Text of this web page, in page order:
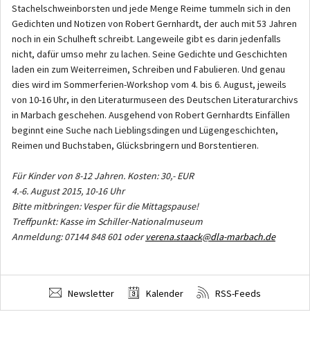
Stachelschweinborsten und jede Menge Reime tummeln sich in den
Gedichten und Notizen von Robert Gernhardt, der auch mit 53 Jahren
noch in ein Schulheft schreibt. Langeweile gibt es darin jedenfalls
nicht, dafür umso mehr zu lachen. Seine Gedichte und Geschichten
laden ein zum Weiterreimen, Schreiben und Fabulieren. Und genau
dies wird im Sommerferien-Workshop vom 4. bis 6. August, jeweils
von 10-16 Uhr, in den Literaturmuseen des Deutschen Literaturarchivs
in Marbach geschehen. Ausgehend von Robert Gernhardts Einfällen
beginnt eine Suche nach Lieblingsdingen und Lügengeschichten,
Reimen und Buchstaben, Glücksbringern und Borstentieren.
Für Kinder von 8-12 Jahren. Kosten: 30,- EUR
4.-6. August 2015, 10-16 Uhr
Bitte mitbringen: Vesper für die Mittagspause!
Treffpunkt: Kasse im Schiller-Nationalmuseum
Anmeldung: 07144 848 601 oderverena.staack@dla-marbach.de
Newsletter Kalender RSS-Feeds